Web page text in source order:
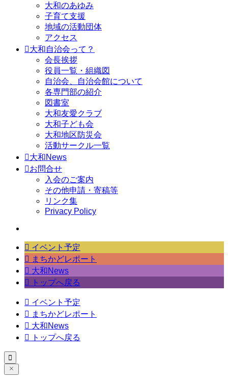
大和のあゆみ
子育て支援
地域の活動団体
アクセス
大和自治会って？
会長挨拶
役員一覧・組織図
自治会、自治会館について
各専門部の紹介
図書室
大和友愛クラブ
大和子ども会
大和地区防災会
活動サークル一覧
大和News
お問合せ
入会のご案内
その他申請・寄稿等
リンク集
Privacy Policy
 イベント予定
 まちかどレポート
 大和News

トップへ戻る
 イベント予定
 まちかどレポート
 大和News

トップへ戻る
